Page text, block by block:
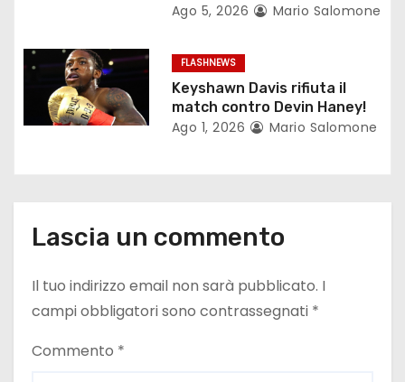
c
l
Ago 5, 2026 Mario Salomone
FLASHNEWS
Keyshawn Davis rifiuta il
match contro Devin Haney!
Ago 1, 2026 Mario Salomone
Lascia un commento
Il tuo indirizzo email non sarà pubblicato. I
campi obbligatori sono contrassegnati *
Commento *